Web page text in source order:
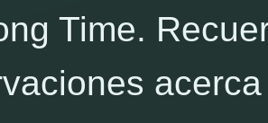
Time.